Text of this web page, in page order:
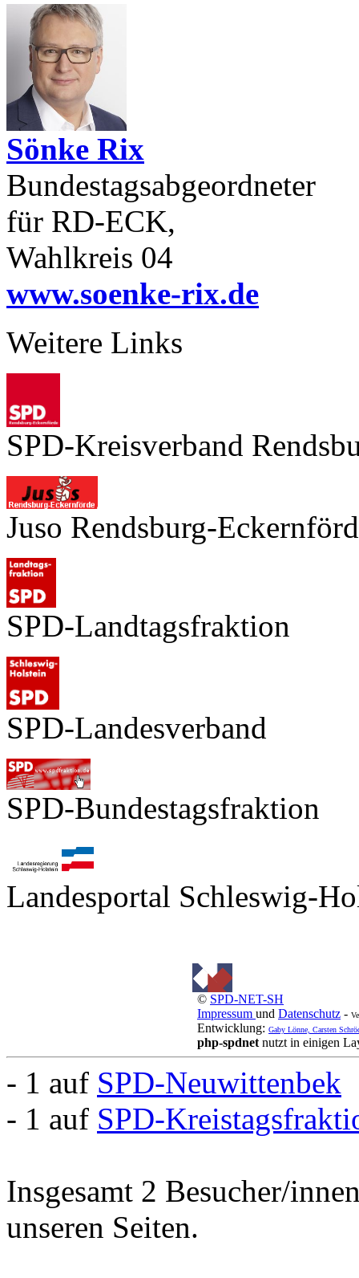
Sönke Rix
Bundestagsabgeordneter
für RD-ECK,
Wahlkreis 04
www.soenke-rix.de
Weitere Links
SPD-Kreisverband
Juso Rendsburg-
SPD-Landtagsfraktion
SPD-Landesverband
SPD-Bundestagsfraktion
Landesportal Schleswig-
© SPD-NET-SH
Impressum und Datenschutz -
Entwicklung: Gaby Lönne, Carsten
php-spdnet nutzt in einigen
- 1 auf SPD-Neuwittenbek
- 1 auf SPD-
Insgesamt 2 Besucher/
unseren Seiten.